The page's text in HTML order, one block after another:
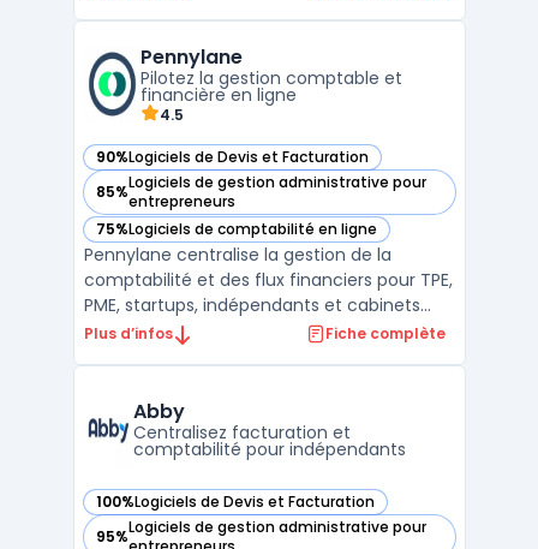
la création de bilans comptables certifiés.
Fort de plus de ...
Pennylane
Pilotez la gestion comptable et
financière en ligne
4.5
90%Logiciels de Devis et Facturation
— voir Pennylane dans cette catégorie
85%Logiciels de gestion administrative pour
entrepreneurs
— voir Pennylane dans cette catégorie
75%Logiciels de comptabilité en ligne
— voir Pennylane dans cette catégorie
Pennylane centralise la gestion de la
comptabilité et des flux financiers pour TPE,
PME, startups, indépendants et cabinets
d’expertise comptable. La plateforme SaaS
accès collaboratifs pour clients et experts ...
Plus d’infos Fiche complète
Abby
Centralisez facturation et
comptabilité pour indépendants
100%Logiciels de Devis et Facturation
— voir Abby dans cette catégorie
95%Logiciels de gestion administrative pour
— voir Abby dans cette catégorie